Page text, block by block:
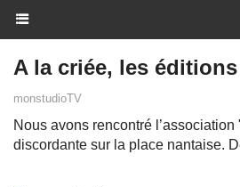
A la criée, les
monstudioTV
Nous avons rencontré
discordante sur la place nantaise.